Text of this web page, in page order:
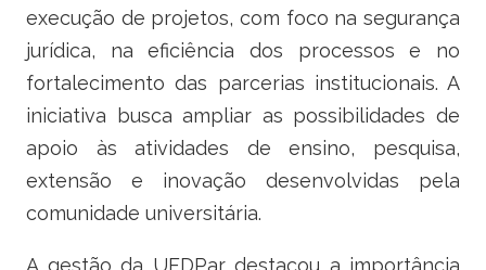
execução de projetos, com foco na segurança
jurídica, na eficiência dos processos e no
fortalecimento das parcerias institucionais. A
iniciativa busca ampliar as possibilidades de
apoio às atividades de ensino, pesquisa,
extensão e inovação desenvolvidas pela
comunidade universitária.